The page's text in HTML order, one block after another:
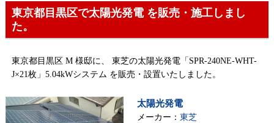
東京都目黒区で太陽光発電 を販売・施工しまし
た。
東京都目黒区 M 様邸に、 東芝の太陽光発電「SPR-240NE-WHT-
J×21枚」5.04kWシステム を販売・設置いたしました。
太陽光発電
メーカー： 東芝